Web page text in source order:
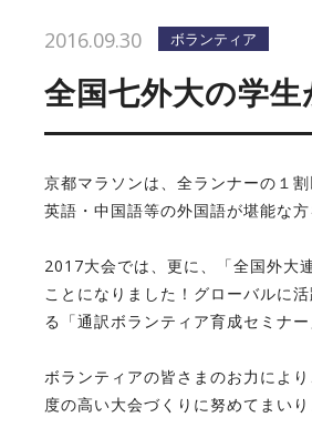
2016.09.30 ボランティア
全国七外大の学
京都マラソンは、全ランナーの１
英語・中国語等の外国語が堪能な
2017大会では、更に、「全国外大
ことになりました！グローバルに
る「通訳ボランティア育成セミナ
ボランティアの皆さまのお力によ
度の高い大会づくりに努めてまいり